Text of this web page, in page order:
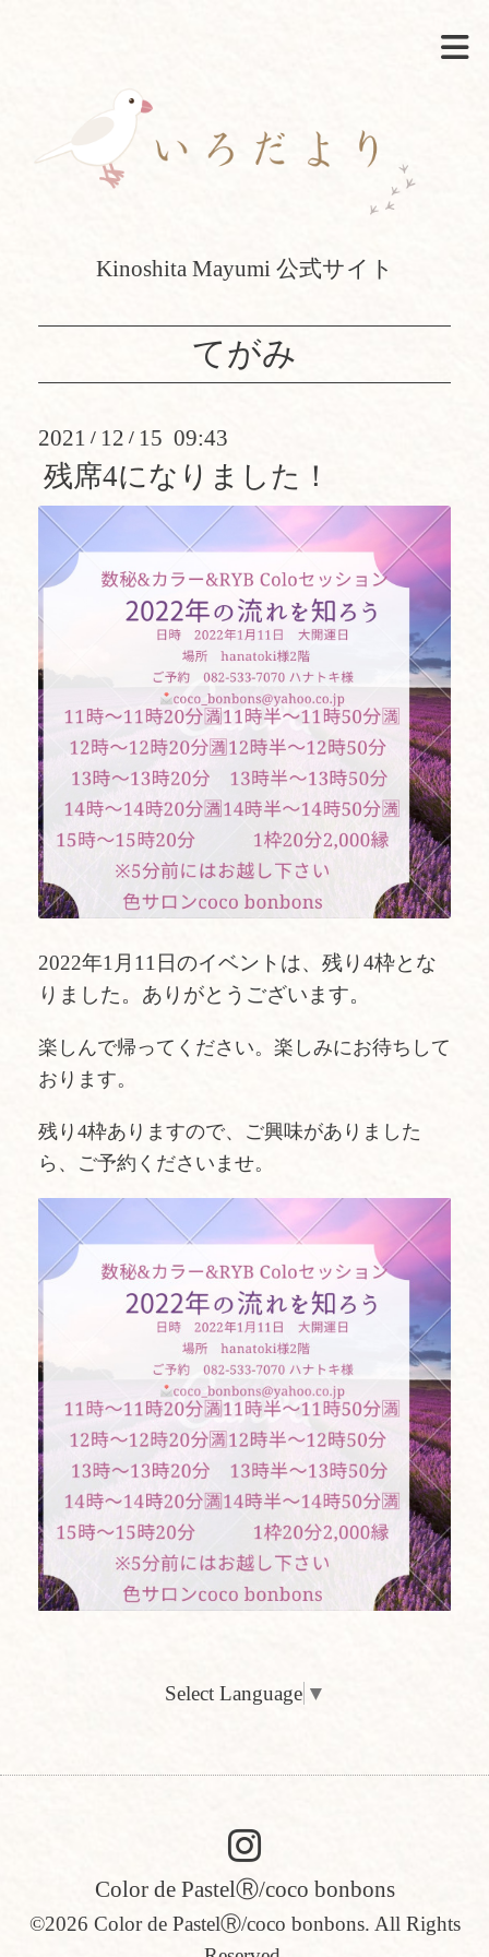
Kinoshita Mayumi 公式サイト
てがみ
2021 / 12 / 15 09:43
残席4になりました！
2022年1月11日のイベントは、残り4枠とな
りました。ありがとうございます。
楽しんで帰ってください。楽しみにお待ちして
おります。
残り4枠ありますので、ご興味がありました
ら、ご予約くださいませ。
Select Language ▼
Color de PastelⓇ/coco bonbons
©2026 Color de PastelⓇ/coco bonbons. All Rights